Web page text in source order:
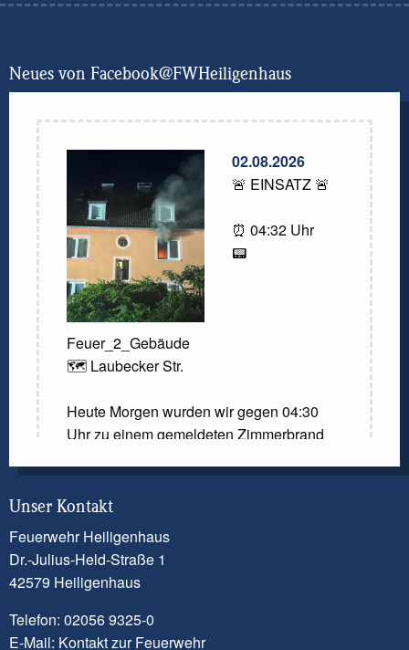
Neues von Facebook@FWHeiligenhaus
02.08.2026
🚨 EINSATZ 🚨
⏰ 04:32 Uhr
📟
Feuer_2_Gebäude
🗺️ Laubecker Str.
Heute Morgen wurden wir gegen 04:30
Uhr zu einem gemeldeten Zimmerbrand
Kreisleitstelle sollte ein Zimmer in
Vollbrand stehen. Beim Eintreffen der
nicht bestätigt werden. Dennoch kam es
zu einem Brandereignis in einem Zimmer.
Ein Trupp unter Atemschutz ging mit
einem Löschrohr vor und konnte das
Unser Kontakt
Feuerwehr Heiligenhaus
Dr.-Julius-Held-Straße 1
42579 Heiligenhaus
Telefon: 02056 9325-0
E-Mail: Kontakt zur Feuerwehr